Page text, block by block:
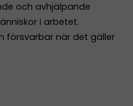
och avhjälpande
i arbetet.
försvarbar när det gäller